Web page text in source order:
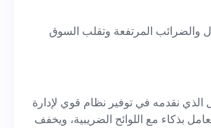
والضرائب المرتفعة وتقلب السوق
نقدمه في توفير نظام قوي لإدارة
بذكاء مع اللوائح الضريبية، ويخفف